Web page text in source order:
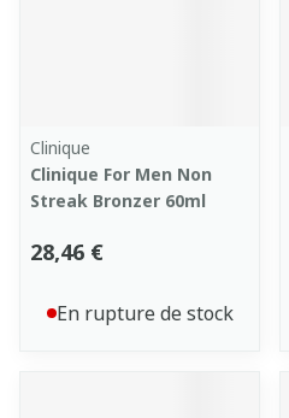
Clinique
Clinique For Men Non
Streak Bronzer 60ml
28,46 €
En rupture de stock